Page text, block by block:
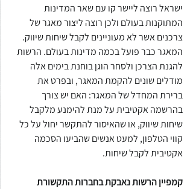
ישראל רוצה ליישר קו עם שאר המדינות
המתוקנות בעולם ולכן רוצה ליצור מאגר של
צרכנים אשר לא מעוניינים לקבל שיחות שיווק.
המאגר כבר פועל בכמה מדינות בעולם. הרשות
להגנת הצרכן ולסחר הוגן בוחנת בימים אלה
מודלים שונים להקמת המאגר, ובפרט את
ברירת המחדל של המאגר: האם יש צורך
בהרשמה אקטיבית על מנת להימנע מלקבל
שיחות שיווק, או שהאיסור להתקשר יחול על כל
קווי הטלפון, למעט אנשים שהביעו הסכמה
אקטיבית לקבל שיחות.
קמפיין הרשות נאבקת בחברות התקשורת